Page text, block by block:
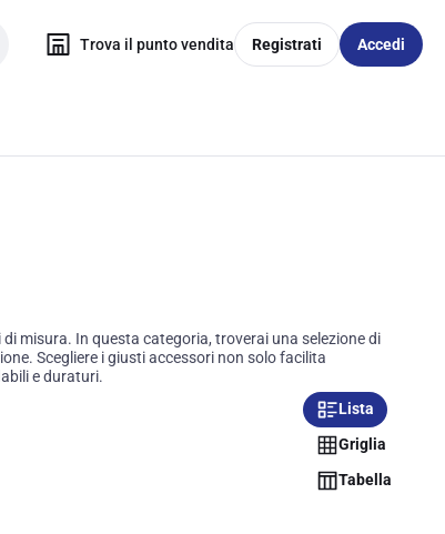
Trova il punto vendita Registrati Accedi
misura. In questa categoria, troverai una selezione di
Scegliere i giusti accessori non solo facilita
e duraturi.
Lista
Griglia
Tabella